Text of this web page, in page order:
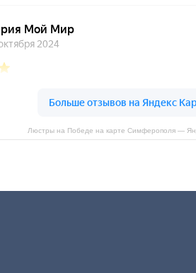
Люстры на Победе на карте Симферополя —